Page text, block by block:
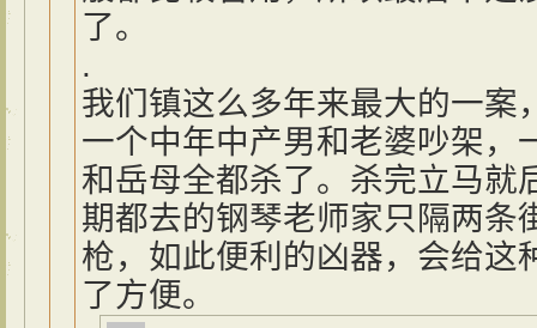
了。
.
我们镇这么多年来最大的一案
一个中年中产男和老婆吵架，
和岳母全都杀了。杀完立马就
期都去的钢琴老师家只隔两条
枪，如此便利的凶器，会给这
了方便。